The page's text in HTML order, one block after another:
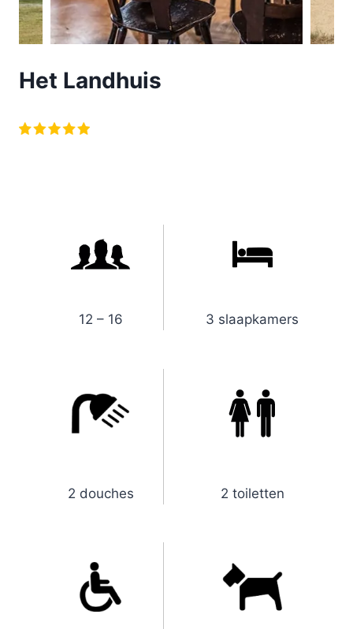
Het Landhuis
12 – 16 3 slaapkamers
2 douches 2 toiletten